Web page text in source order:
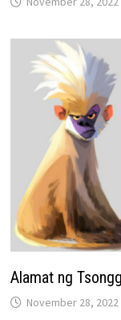
Alamat ng
November 28, 2022